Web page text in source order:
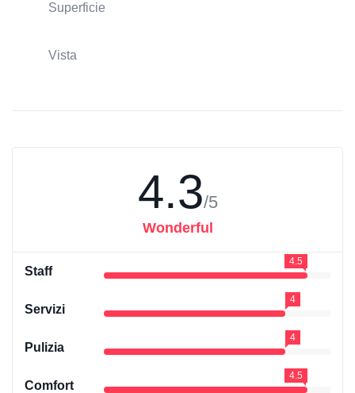
Superficie
Vista
4.3/5
Wonderful
Staff
4.5
Servizi
4
Pulizia
4
Comfort
4.5